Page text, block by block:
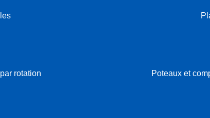
rotation Poteaux et